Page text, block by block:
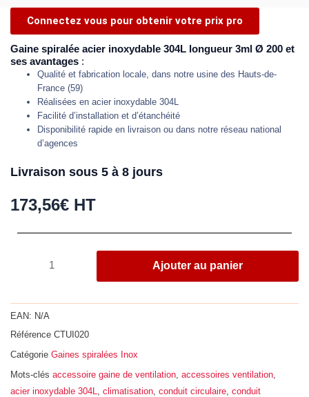
Connectez vous pour obtenir votre prix pro
Gaine spiralée acier inoxydable 304L longueur 3ml Ø 200 et
ses avantages :
Qualité et fabrication locale, dans notre usine des Hauts-de-
France (59)
Réalisées en acier inoxydable 304L
Facilité d’installation et d’étanchéité
Disponibilité rapide en livraison ou dans notre réseau national
d’agences
Livraison sous 5 à 8 jours
173,56€ HT
spiralée,
inox
304L,
longueur
3ml,
Ajouter au panier
EAN: N/A
Référence CTUI020
Catégorie Gaines spiralées Inox
Mots-clés accessoire gaine de ventilation accessoires ventilation
acier inoxydable 304L
climatisation conduit circulaire conduit